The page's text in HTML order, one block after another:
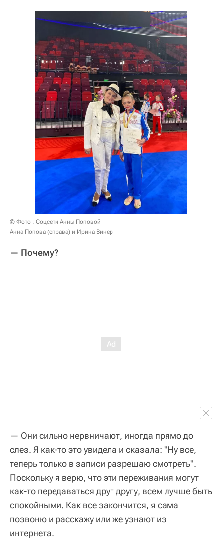
© Фото : Соцсети Анны Поповой
Анна Попова (справа) и Ирина Винер
— Почему?
— Они сильно нервничают, иногда прямо до
слез. Я как-то это увидела и сказала: "Ну все,
теперь только в записи разрешаю смотреть".
Поскольку я верю, что эти переживания могут
как-то передаваться друг другу, всем лучше быть
спокойными. Как все закончится, я сама
позвоню и расскажу или же узнают из
интернета.